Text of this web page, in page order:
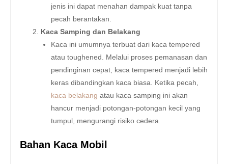
jenis ini dapat menahan dampak kuat tanpa
pecah berantakan.
Kaca Samping dan Belakang
Kaca ini umumnya terbuat dari kaca tempered
atau toughened. Melalui proses pemanasan dan
pendinginan cepat, kaca tempered menjadi lebih
keras dibandingkan kaca biasa. Ketika pecah,
kaca belakang atau kaca samping ini akan
hancur menjadi potongan-potongan kecil yang
tumpul, mengurangi risiko cedera.
Bahan Kaca Mobil